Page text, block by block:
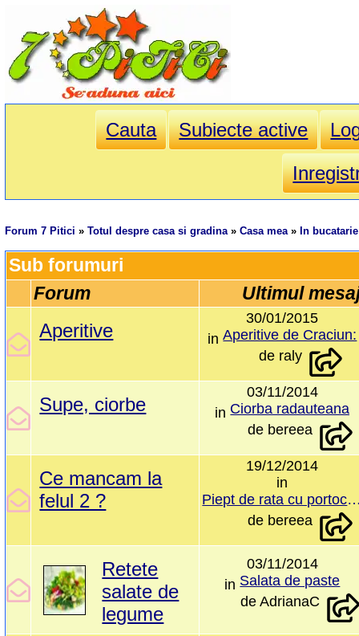
Cauta Subiecte active
Forum 7 Pitici »Totul despre casa si gradina»Casa mea» In bucatarie
Sub forumuri
Forum
Ultimul
Aperitive
30/01/2015
inAperitive de Craciun:
de raly
Supe, ciorbe
03/11/2014
inCiorba radauteana
de bereea
Ce mancam la
felul 2 ?
19/12/2014
in
Piept de rata
de bereea
Retete
salate de
legume
03/11/2014
inSalata de paste
deAdrianaC